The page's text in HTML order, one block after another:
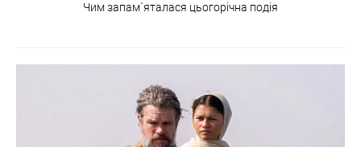
Чим запам`яталася цьогорічна подія